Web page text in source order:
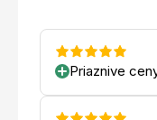
Priaznive